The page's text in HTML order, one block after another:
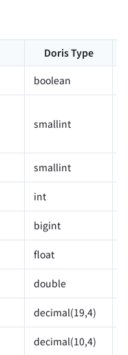
Doris Type
boolean
smallint
smallint
int
bigint
float
double
decimal(19,4)
decimal(10,4)